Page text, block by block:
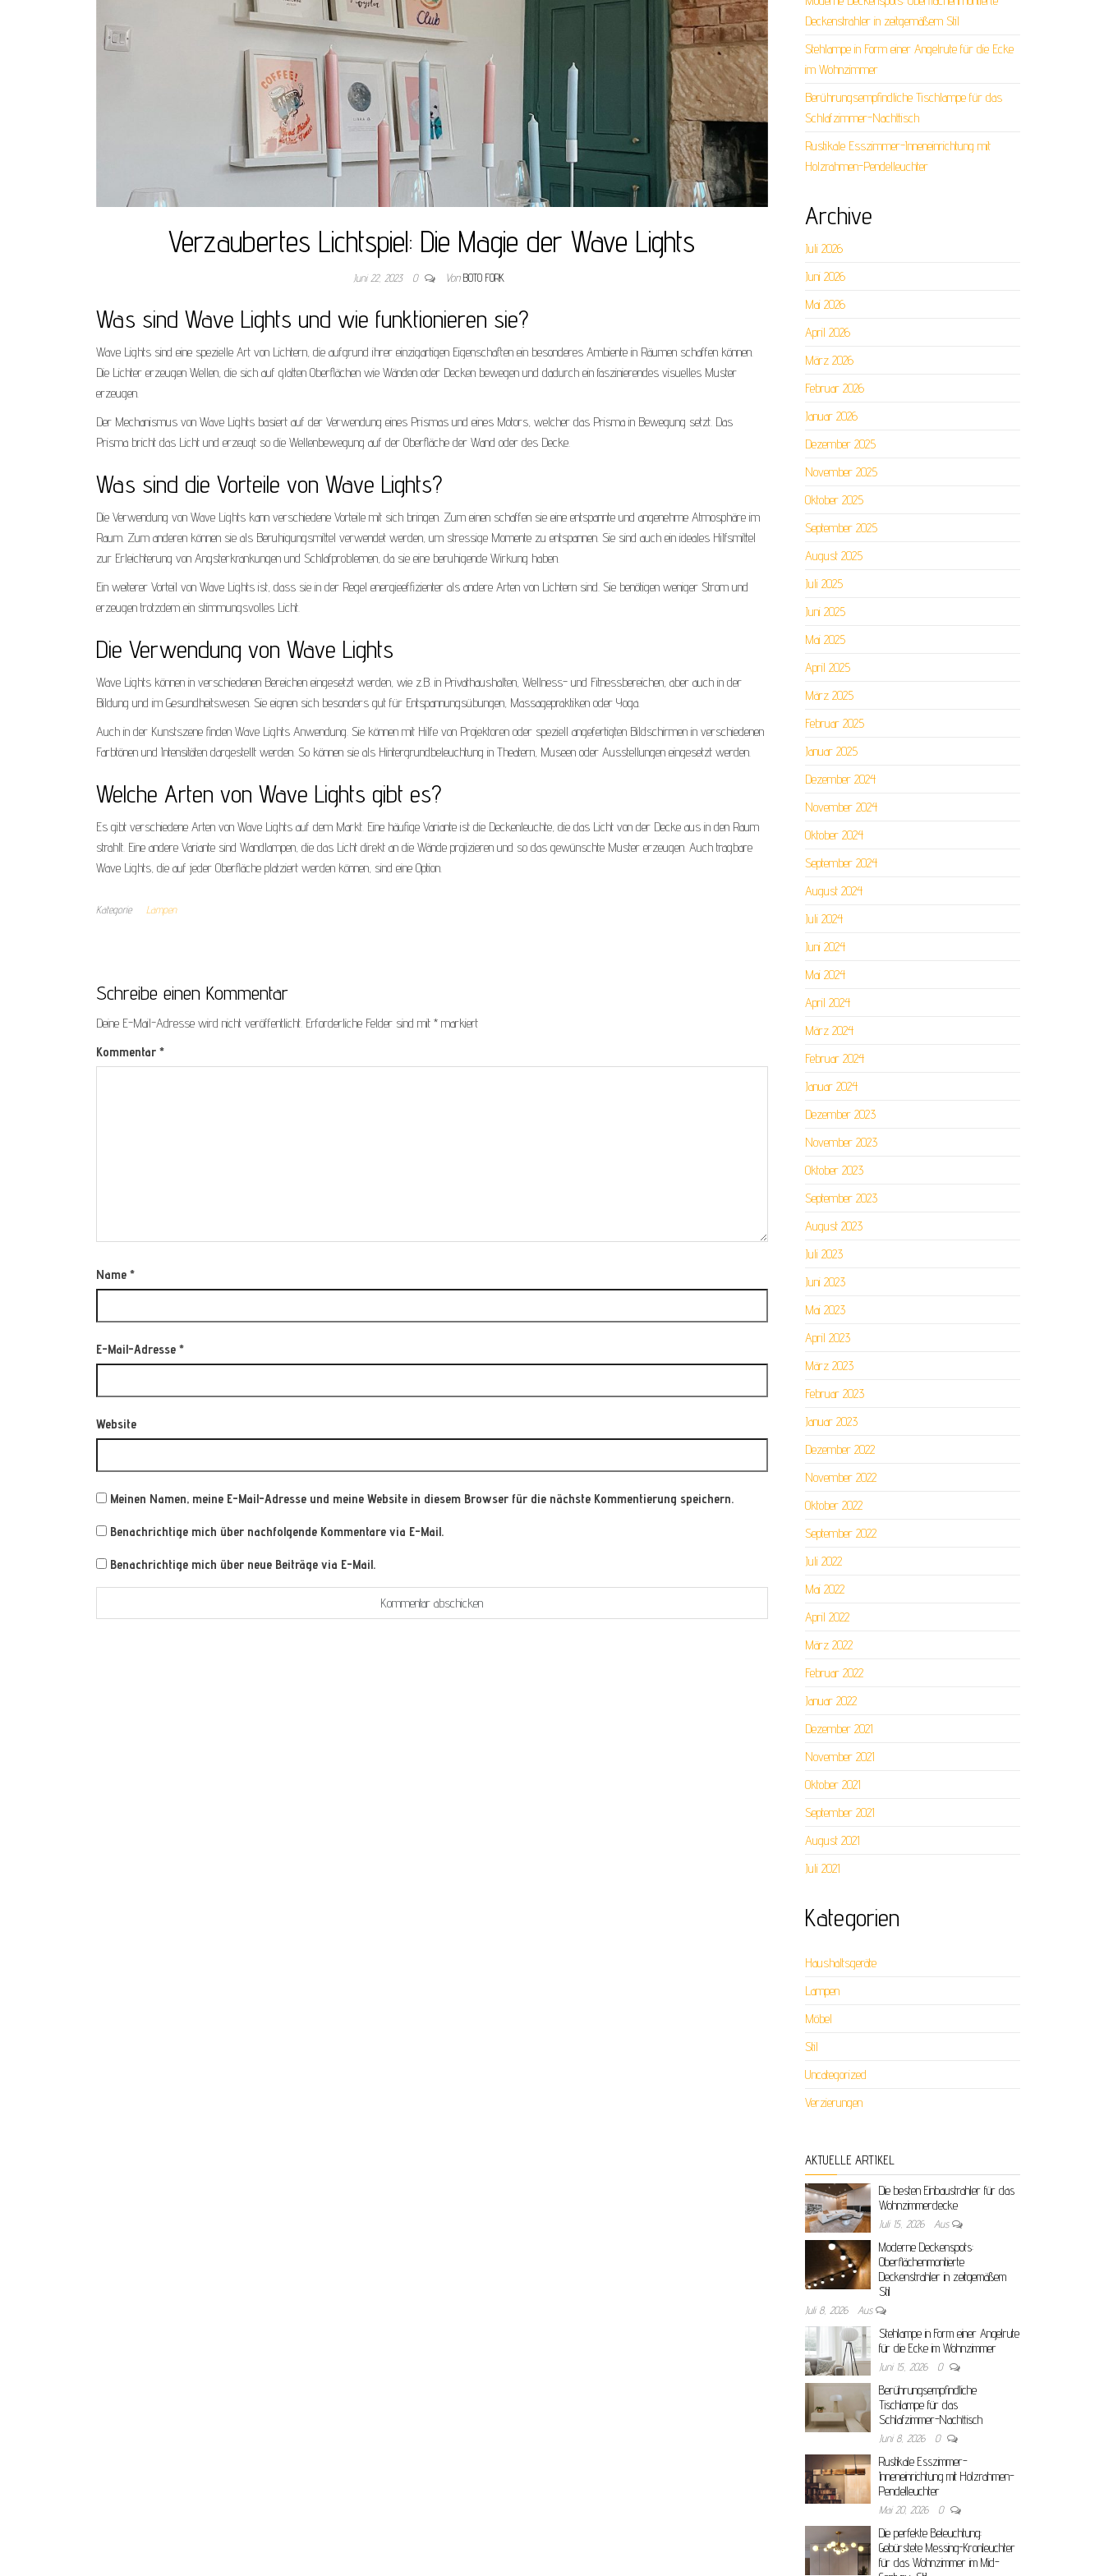
Verzaubertes Lichtspiel: Die Magie der Wave Lights
Juni 22, 2023 0 Von BOTO FORK
Was sind Wave Lights und wie funktionieren sie?
Wave Lights sind eine spezielle Art von Lichtern, die aufgrund ihrer einzigartigen Eigenschaften ein besonderes Ambiente in Räumen schaffen können.
Die Lichter erzeugen Wellen, die sich auf glatten Oberflächen wie Wänden oder Decken bewegen und dadurch ein faszinierendes visuelles Muster
erzeugen.
Der Mechanismus von Wave Lights basiert auf der Verwendung eines Prismas und eines Motors, welcher das Prisma in Bewegung setzt. Das
Prisma bricht das Licht und erzeugt so die Wellenbewegung auf der Oberfläche der Wand oder des Decke.
Was sind die Vorteile von Wave Lights?
Die Verwendung von Wave Lights kann verschiedene Vorteile mit sich bringen. Zum einen schaffen sie eine entspannte und angenehme Atmosphäre im
Raum. Zum anderen können sie als Beruhigungsmittel verwendet werden, um stressige Momente zu entspannen. Sie sind auch ein ideales Hilfsmittel
zur Erleichterung von Angsterkrankungen und Schlafproblemen, da sie eine beruhigende Wirkung haben.
Ein weiterer Vorteil von Wave Lights ist, dass sie in der Regel energieeffizienter als andere Arten von Lichtern sind. Sie benötigen weniger Strom und
erzeugen trotzdem ein stimmungsvolles Licht.
Die Verwendung von Wave Lights
Wave Lights können in verschiedenen Bereichen eingesetzt werden, wie z.B. in Privathaushalten, Wellness- und Fitnessbereichen, aber auch in der
Bildung und im Gesundheitswesen. Sie eignen sich besonders gut für Entspannungsübungen, Massagepraktiken oder Yoga.
Auch in der Kunstszene finden Wave Lights Anwendung. Sie können mit Hilfe von Projektoren oder speziell angefertigten Bildschirmen in verschiedenen
Farbtönen und Intensitäten dargestellt werden. So können sie als Hintergrundbeleuchtung in Theatern, Museen oder Ausstellungen eingesetzt werden.
Welche Arten von Wave Lights gibt es?
Es gibt verschiedene Arten von Wave Lights auf dem Markt. Eine häufige Variante ist die Deckenleuchte, die das Licht von der Decke aus in den Raum
strahlt. Eine andere Variante sind Wandlampen, die das Licht direkt an die Wände projizieren und so das gewünschte Muster erzeugen. Auch tragbare
Wave Lights, die auf jeder Oberfläche platziert werden können, sind eine Option.
Kategorie Lampen
Schreibe einen Kommentar
Deine E-Mail-Adresse wird nicht veröffentlicht. Erforderliche Felder sind mit * markiert
Kommentar *
Name *
E-Mail-Adresse *
Website
Meinen Namen, meine E-Mail-Adresse und meine Website in diesem Browser für die nächste Kommentierung speichern.
Benachrichtige mich über nachfolgende Kommentare via E-Mail.
Benachrichtige mich über neue Beiträge via E-Mail.
Deckenstrahler in zeitgemäßem Stil
Stehlampe in Form einer Angelrute für die Ecke
im Wohnzimmer
Berührungsempfindliche Tischlampe für das
Schlafzimmer-Nachttisch
Rustikale Esszimmer-Inneneinrichtung mit
Holzrahmen-Pendelleuchter
Archive
Juli 2026
Juni 2026
Mai 2026
April 2026
März 2026
Februar 2026
Januar 2026
Dezember 2025
November 2025
Oktober 2025
September 2025
August 2025
Juli 2025
Juni 2025
Mai 2025
April 2025
März 2025
Februar 2025
Januar 2025
Dezember 2024
November 2024
Oktober 2024
September 2024
August 2024
Juli 2024
Juni 2024
Mai 2024
April 2024
März 2024
Februar 2024
Januar 2024
Dezember 2023
November 2023
Oktober 2023
September 2023
August 2023
Juli 2023
Juni 2023
Mai 2023
April 2023
März 2023
Februar 2023
Januar 2023
Dezember 2022
November 2022
Oktober 2022
September 2022
Juli 2022
Mai 2022
April 2022
März 2022
Februar 2022
Januar 2022
Dezember 2021
November 2021
Oktober 2021
September 2021
August 2021
Juli 2021
Kategorien
Haushaltsgeräte
Lampen
Möbel
Stil
Uncategorized
Verzierungen
AKTUELLE ARTIKEL
Die besten Einbaustrahler für das
Wohnzimmerdecke
Juli 15, 2026 Aus
Moderne Deckenspots:
Oberflächenmontierte
Deckenstrahler in zeitgemäßem
Stil
Juli 8, 2026 Aus
Stehlampe in Form einer Angelrute
für die Ecke im Wohnzimmer
Juni 15, 2026 0
Berührungsempfindliche
Tischlampe für das
Schlafzimmer-Nachttisch
Juni 8, 2026 0
Rustikale Esszimmer-
Inneneinrichtung mit Holzrahmen-
Pendelleuchter
Mai 20, 2026 0
Die perfekte Beleuchtung:
Gebürstete Messing-Kronleuchter
für das Wohnzimmer im Mid-